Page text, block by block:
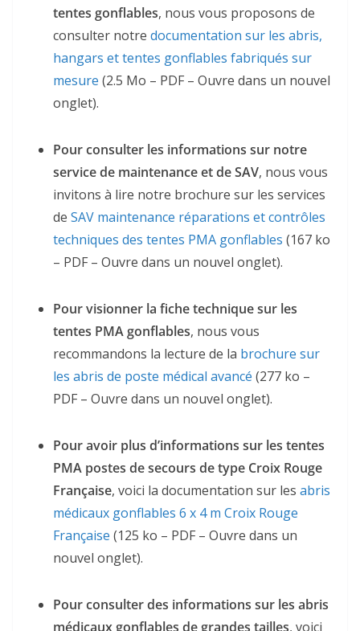
tentes gonflables, nous vous proposons de
consulter notre documentation sur les abris,
hangars et tentes gonflables fabriqués sur
mesure (2.5 Mo – PDF – Ouvre dans un nouvel
onglet).
Pour consulter les informations sur notre
service de maintenance et de SAV, nous vous
invitons à lire notre brochure sur les services
de SAV maintenance réparations et contrôles
techniques des tentes PMA gonflables (167 ko
– PDF – Ouvre dans un nouvel onglet).
Pour visionner la fiche technique sur les
tentes PMA gonflables, nous vous
recommandons la lecture de la brochure sur
les abris de poste médical avancé (277 ko –
PDF – Ouvre dans un nouvel onglet).
Pour avoir plus d’informations sur les tentes
PMA postes de secours de type Croix Rouge
Française, voici la documentation sur les abris
médicaux gonflables 6 x 4 m Croix Rouge
Française (125 ko – PDF – Ouvre dans un
nouvel onglet).
Pour consulter des informations sur les abris
médicaux gonflables de grandes tailles, voici